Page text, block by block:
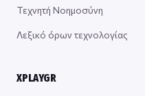
Τεχνητή Νοημοσύνη
Λεξικό όρων τεχνολογίας
XPLAYGR